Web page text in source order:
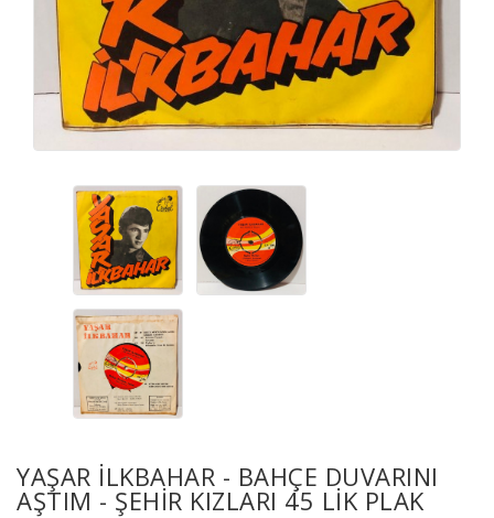
YAŞAR ILKBAHAR - BAHÇE DUVARINI
AŞTIM - ŞEHIR KIZLARI 45 LIK PLAK